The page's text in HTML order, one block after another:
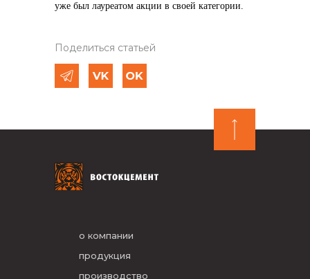
уже был лауреатом акции в своей категории.
Поделиться статьей
о компании
продукция
производство